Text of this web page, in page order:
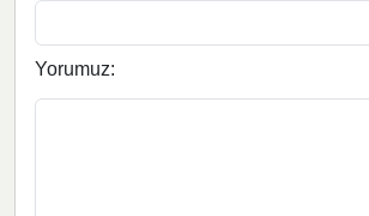
Yorumuz: